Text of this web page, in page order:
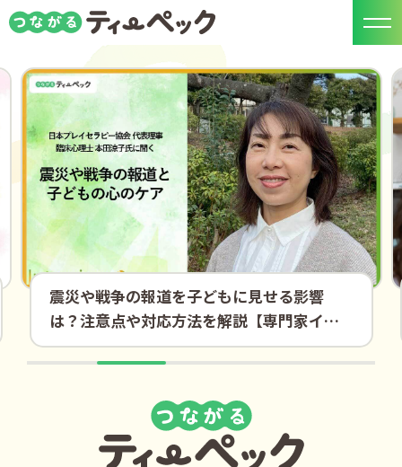
震災や戦争の報道を子どもに見せる影響
は？注意点や対応方法を解説【専門家イン
タビュー】